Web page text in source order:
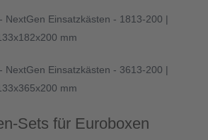
Einsatzkästen - 1813-200 |
mm
Einsatzkästen - 3613-200 |
mm
Sets für Euroboxen